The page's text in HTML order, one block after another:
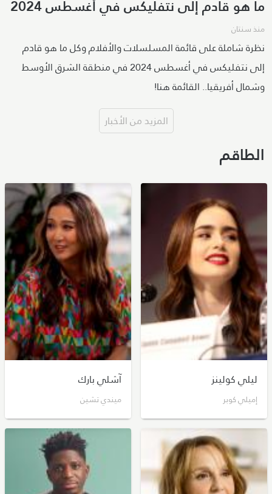
ما هو قادم إلى نتفليكس في أغسطس 2024
منذ سنتان
نظرة شاملة على قائمة المسلسلات والأفلام وكل ما هو قادم
إلى نتفليكس في أغسطس 2024 في منطقة الشرق الأوسط
وشمال أفريقيا.. القائمة هنا!
المزيد من الأخبار
الطاقم
ليلي كولينز
إميلي كوبر
آشلي بارك
ميندي تشين